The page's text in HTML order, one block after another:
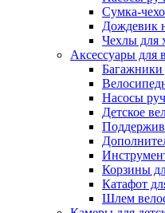
Сумка-
Дождевик
Чехлы для
Аксессуары для
Багажники
Насосы
Детское
Корзины
Катафот
Шлем